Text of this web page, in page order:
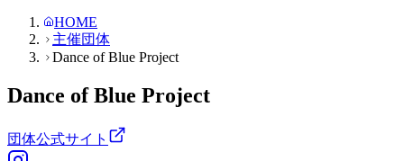
HOME
主催団体
Dance of Blue Project
Dance of Blue Project
団体公式サイト